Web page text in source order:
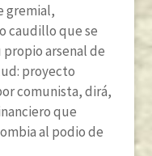
gremial,
caudillo que se
arsenal de
proyecto
comunista, dirá,
que
al podio de